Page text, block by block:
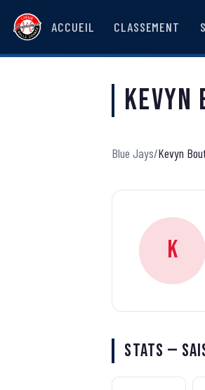
ACCUEIL CLASSEMENT
Kevyn
Blue Jays/Kevyn
K
Stats —